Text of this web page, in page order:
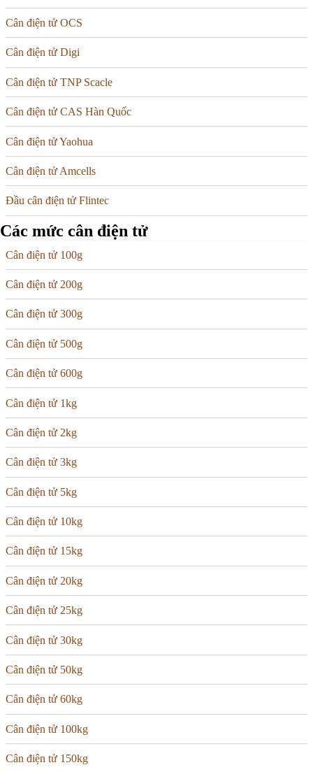
Cân điện tử OCS
Cân điện tử Digi
Cân điện tử TNP Scacle
Cân điện tử CAS Hàn Quốc
Cân điện tử Yaohua
Cân điện tử Amcells
Đầu cân điện tử Flintec
Các mức cân điện tử
Cân điện tử 100g
Cân điện tử 200g
Cân điện tử 300g
Cân điện tử 500g
Cân điện tử 600g
Cân điện tử 1kg
Cân điện tử 2kg
Cân điện tử 3kg
Cân điện tử 5kg
Cân điện tử 10kg
Cân điện tử 15kg
Cân điện tử 20kg
Cân điện tử 25kg
Cân điện tử 30kg
Cân điện tử 50kg
Cân điện tử 60kg
Cân điện tử 100kg
Cân điện tử 150kg